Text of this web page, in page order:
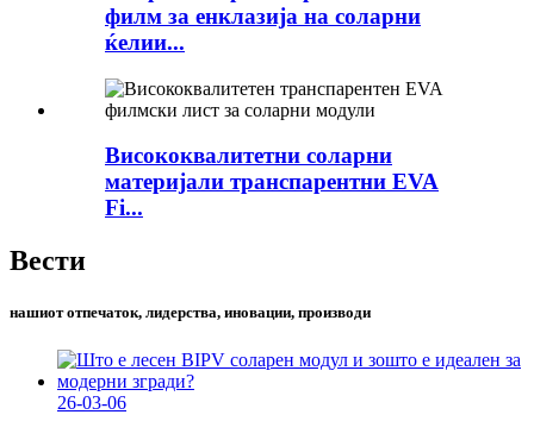
филм за енклазија на соларни
ќелии...
Висококвалитетни соларни
материјали транспарентни EVA
Fi...
Вести
нашиот отпечаток, лидерства, иновации, производи
26-03-06